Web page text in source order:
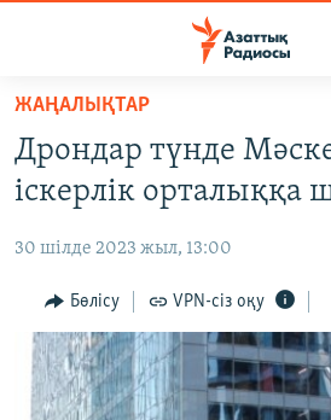
Skip
main
content
to
Navigation
Skip
Search
САЯСАТ
AZATTYQTV
ҚАҢТАР ОҚИҒАСЫ
АДАМ ҚҰҚЫҚТАРЫ
ӘЛЕУМЕТ
ӘЛЕМ
ЖАҢАЛЫҚТАР
Дрондар түнде
іскерлік орталыққа
30 шілде 2023 жыл, 13:00
Бөлісу VPN-сіз оқу